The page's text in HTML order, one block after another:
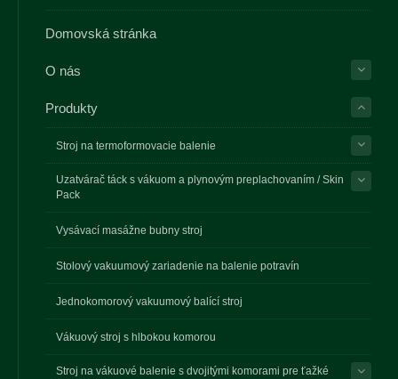
Domovská stránka
O nás
Produkty
Stroj na termoformovacie balenie
Uzatvárač táck s vákuom a plynovým preplachovaním / Skin
Pack
Vysávací masážne bubny stroj
Stolový vakuumový zariadenie na balenie potravín
Jednokomorový vakuumový balící stroj
Vákuový stroj s hlbokou komorou
Stroj na vákuové balenie s dvojitými komorami pre ťažké